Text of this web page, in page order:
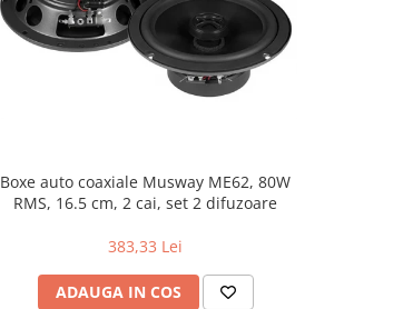
Boxe auto coaxiale Musway ME62, 80W
RMS, 16.5 cm, 2 cai, set 2 difuzoare
383,33 Lei
ADAUGA IN COS